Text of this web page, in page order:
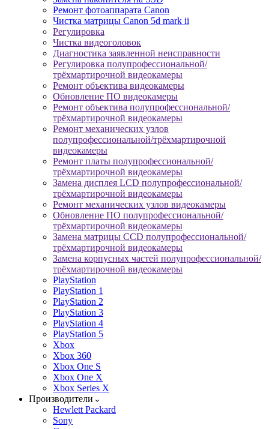
Ремонт фотоаппарата Canon
Чистка матрицы Canon 5d mark ii
Регулировка
Чистка видеоголовок
Диагностика заявленной неисправности
Регулировка полупрофессиональной/
трёхмартирочной видеокамеры
Ремонт объектива видеокамеры
Обновление ПО видеокамеры
Ремонт объектива полупрофессиональной/
трёхмартирочной видеокамеры
Ремонт механических узлов
полупрофессиональной/трёхмартирочной
видеокамеры
Ремонт платы полупрофессиональной/
трёхмартирочной видеокамеры
Замена дисплея LCD полупрофессиональной/
трёхмартирочной видеокамеры
Ремонт механических узлов видеокамеры
Обновление ПО полупрофессиональной/
трёхмартирочной видеокамеры
Замена матрицы CCD полупрофессиональной/
трёхмартирочной видеокамеры
Замена корпусных частей полупрофессиональной/
трёхмартирочной видеокамеры
PlayStation
PlayStation 1
PlayStation 2
PlayStation 3
PlayStation 4
PlayStation 5
Xbox
Xbox 360
Xbox One S
Xbox One X
Xbox Series X
Производители
Hewlett Packard
Sony